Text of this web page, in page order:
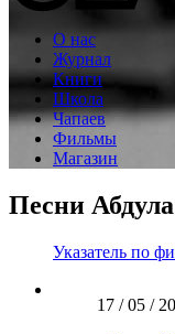
О нас
Журнал
Книги
Школа
Чапаев
Фильмы
Магазин
Песни Абдула
Указатель по
17 / 05 /